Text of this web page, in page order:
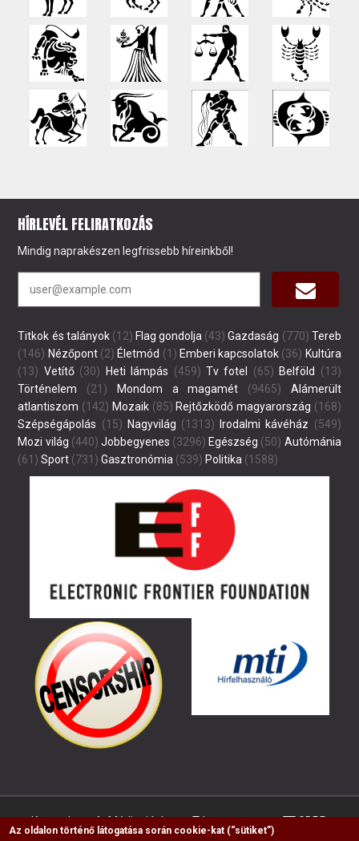
HÍRLEVÉL FELIRATKOZÁS
Mindig naprakészen legfrissebb híreinkből!
Titkok és talányok(12) Flag gondolja (43) Gazdaság (770) Tereb
(146) Nézőpont(2) Életmód (1) Emberi kapcsolatok (36) Kultúra
(13) Vetítő(30) Heti lámpás (459) Tv fotel (65) Belföld
(13)
Történelem (21) Mondom a magamét (9465)
Alámerült
atlantiszom (142) Mozaik(85) Rejtőzködő magyarország (168)
Szépségápolás (15) Nagyvilág (1313) Irodalmi kávéház (549)
Mozi világ (440) Jobbegyenes (3296) Egészség (50) Autómánia
(61) Sport (731) Gasztronómia (539) Politika (1588)
Kapcsolat Médiaajánlat Impresszum GDPR
Az oldalon történő látogatása során cookie-kat (“sütiket”)